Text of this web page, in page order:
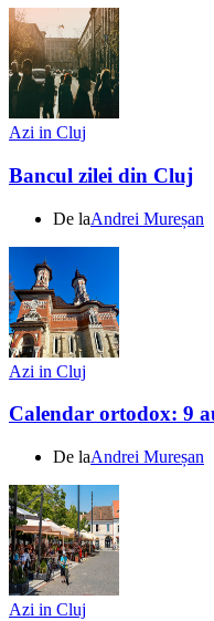
Azi in Cluj
Bancul zilei din Cluj
De laAndrei Mureșan
Azi in Cluj
Calendar ortodox: 9
De laAndrei Mureșan
Azi in Cluj